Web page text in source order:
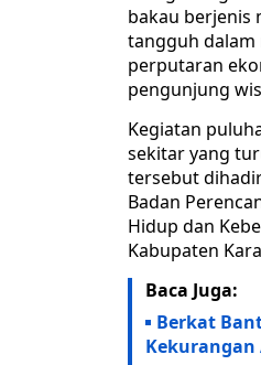
bakau berjenis
tangguh dalam
perputaran
pengunjung
Kegiatan
sekitar yang
tersebut
Badan
Hidup dan
Kabupaten
Baca Juga:
Berkat
Kekurangan